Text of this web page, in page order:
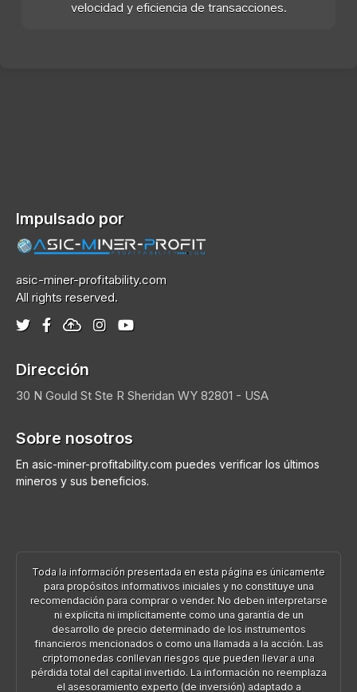
velocidad y eficiencia de transacciones.
Impulsado por
asic-miner-profitability.com
All rights reserved.
Dirección
30 N Gould St Ste R Sheridan WY 82801 - USA
Sobre nosotros
En asic-miner-profitability.com puedes verificar los últimos
mineros y sus beneficios.
Toda la información presentada en esta página es únicamente
para propósitos informativos iniciales y no constituye una
recomendación para comprar o vender. No deben interpretarse
ni explícita ni implícitamente como una garantía de un
desarrollo de precio determinado de los instrumentos
financieros mencionados o como una llamada a la acción. Las
criptomonedas conllevan riesgos que pueden llevar a una
pérdida total del capital invertido. La información no reemplaza
el asesoramiento experto (de inversión) adaptado a